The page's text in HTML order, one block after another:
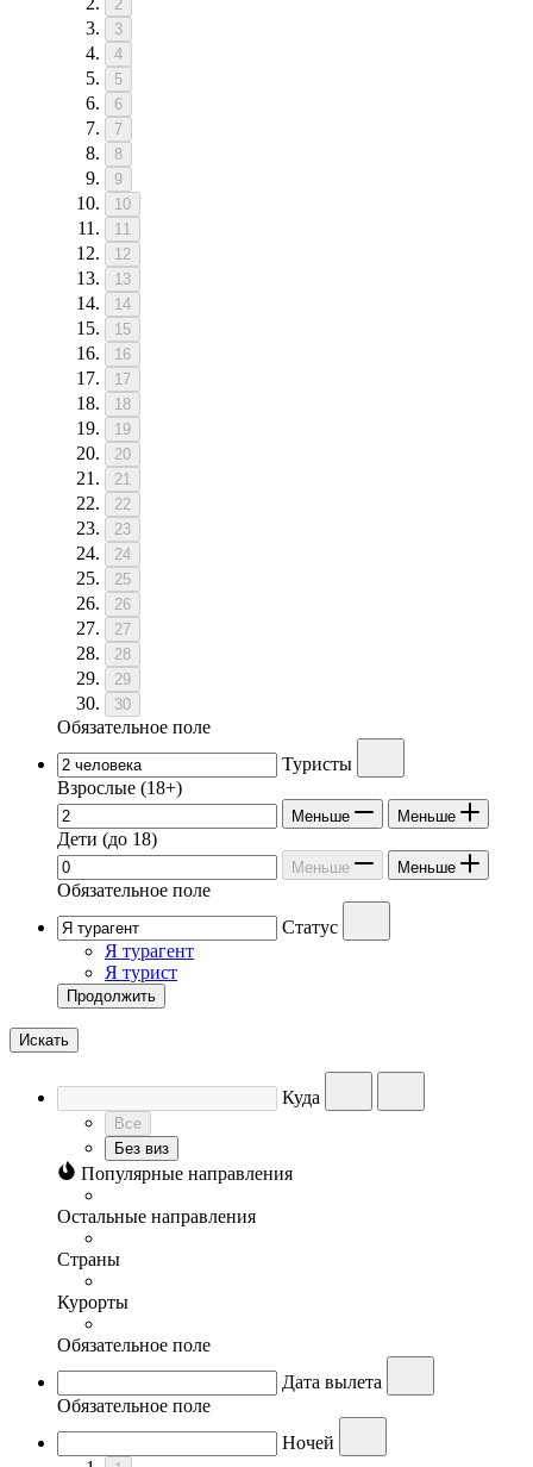
2
3
4
5
6
7
8
9
10
11
12
13
14
15
16
17
18
19
20
21
22
23
24
25
26
27
28
29
30
Обязательное поле
Туристы
Взрослые (18+)
Меньше Меньше
Дети (до 18)
Меньше Меньше
Обязательное поле
Статус
Я турагент
Я турист
Продолжить
Искать
Куда
Все
Без виз
Популярные направления
Остальные направления
Страны
Курорты
Обязательное поле
Дата вылета
Обязательное поле
Ночей